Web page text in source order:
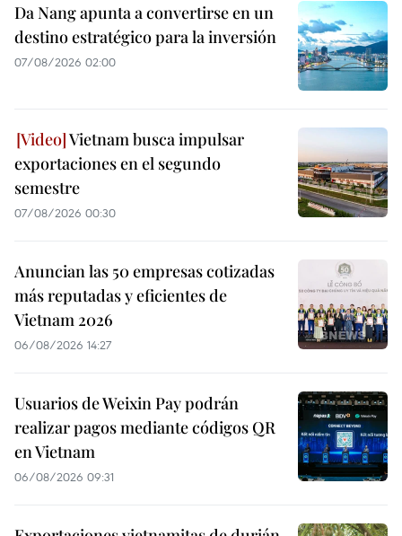
Da Nang apunta a convertirse en un
destino estratégico para la inversión
07/08/2026 02:00
Vietnam busca impulsar
exportaciones en el segundo
semestre
07/08/2026 00:30
Anuncian las 50 empresas cotizadas
más reputadas y eficientes de
Vietnam 2026
06/08/2026 14:27
Usuarios de Weixin Pay podrán
realizar pagos mediante códigos QR
en Vietnam
06/08/2026 09:31